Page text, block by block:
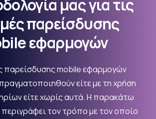
μας για τις
παρείσδυσης
εφαρμογών
παρείσδυσης mobile εφαρμογών
είτε με τη χρήση
είτε χωρίς αυτά. Η παρακάτω
τον τρόπο με τον οποίο